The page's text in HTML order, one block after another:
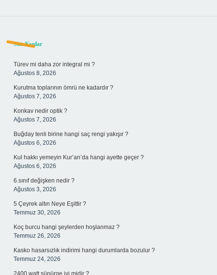
Sidebar
Son Yazılar
Türev mi daha zor integral mi ?
Ağustos 8, 2026
Kurutma toplarının ömrü ne kadardır ?
Ağustos 7, 2026
Konkav nedir optik ?
Ağustos 7, 2026
Buğday tenli birine hangi saç rengi yakışır ?
Ağustos 6, 2026
Kul hakkı yemeyin Kur’an’da hangi ayette geçer ?
Ağustos 6, 2026
6.sınıf değişken nedir ?
Ağustos 3, 2026
5 Çeyrek altın Neye Eşittir ?
Temmuz 30, 2026
Koç burcu hangi şeylerden hoşlanmaz ?
Temmuz 26, 2026
Kasko hasarsızlık indirimi hangi durumlarda bozulur ?
Temmuz 24, 2026
2400 watt süpürge iyi midir ?